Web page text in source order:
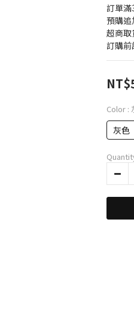
訂單滿
預購追
超商取
訂購前
Color :
灰色